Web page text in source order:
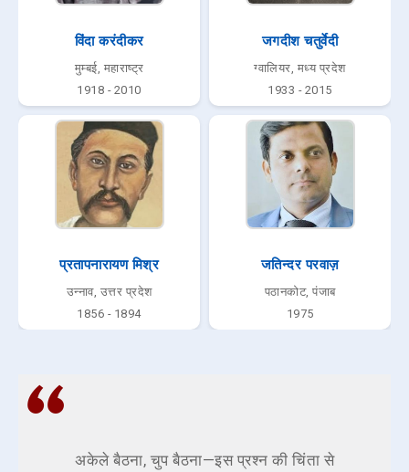
विंदा करंदीकर
मुम्बई, महाराष्ट्र
1918 - 2010
जगदीश चतुर्वेदी
ग्वालियर, मध्य प्रदेश
1933 - 2015
प्रतापनारायण मिश्र
उन्नाव, उत्तर प्रदेश
1856 - 1894
जतिन्दर परवाज़
पठानकोट, पंजाब
1975
अकेले बैठना, चुप बैठना—इस प्रश्न की चिंता से